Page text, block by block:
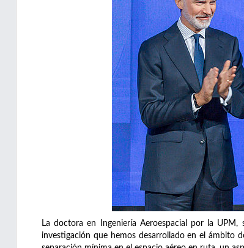
La doctora en Ingeniería Aeroespacial por la
investigación que hemos desarrollado en el ámbito